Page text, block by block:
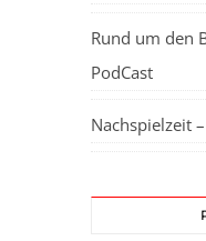
Rund um den
PodCast
Nachspielzeit